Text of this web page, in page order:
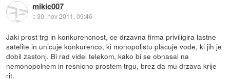
mikic007
::30. nov 2011, 09:46
Jaki prost trg in konkurencnost, ce drzavna firma priviligira lastne
satelite in unicuje konkurenco, ki monopolistu placuje vode, ki jih je
dobil zastonj. Bi rad videl telekom, kako bi se obnasal na
nemonopolnem in resnicno prostem trgu, brez da mu drzava krije
rit.